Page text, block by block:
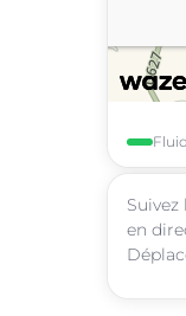
Suivez
en